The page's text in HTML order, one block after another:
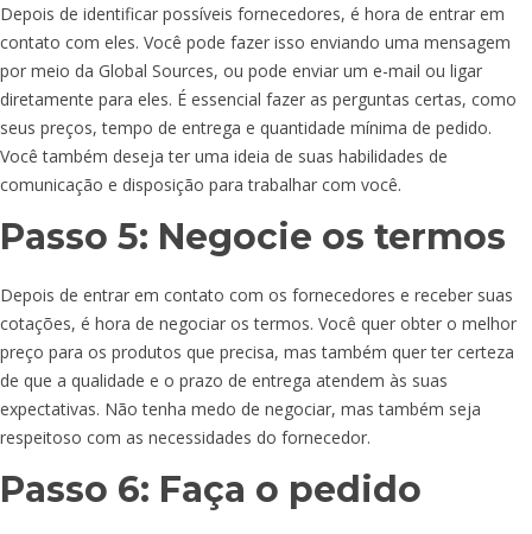
Depois de identificar possíveis fornecedores, é hora de entrar em
contato com eles. Você pode fazer isso enviando uma mensagem
por meio da Global Sources, ou pode enviar um e-mail ou ligar
diretamente para eles. É essencial fazer as perguntas certas, como
seus preços, tempo de entrega e quantidade mínima de pedido.
Você também deseja ter uma ideia de suas habilidades de
comunicação e disposição para trabalhar com você.
Passo 5: Negocie os termos
Depois de entrar em contato com os fornecedores e receber suas
cotações, é hora de negociar os termos. Você quer obter o melhor
preço para os produtos que precisa, mas também quer ter certeza
de que a qualidade e o prazo de entrega atendem às suas
expectativas. Não tenha medo de negociar, mas também seja
respeitoso com as necessidades do fornecedor.
Passo 6: Faça o pedido